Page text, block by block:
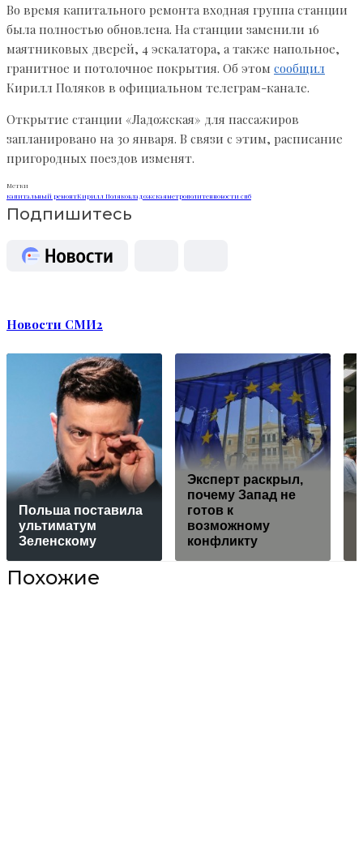
Во время капитального ремонта входная группа станции
была полностью обновлена. На станции заменили 16
маятниковых дверей, 4 эскалатора, а также напольное,
гранитное и потолочное покрытия. Об этом сообщил
Кирилл Поляков в официальном телеграм-канале.
Открытие станции «Ладожская» для пассажиров
запланировано на 30 января. В связи с этим, расписание
пригородных поездов изменят.
Метки
капитальный ремонтКирилл Поляковладожскаяметрополитенновости спб
Подпишитесь
Новости СМИ2
Польша поставилa
ультиматум
Зеленскому
Эксперт раскрыл,
почему Запад не
готов к
возможному
конфликту
Похожие